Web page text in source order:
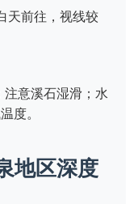
天前往，视线较
注意溪石湿滑；水
度。
地区深度